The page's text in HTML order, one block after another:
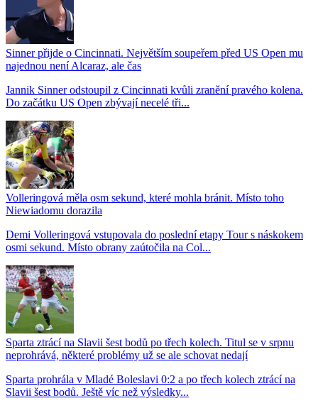
Sinner přijde o Cincinnati. Největším soupeřem před US Open mu
najednou není Alcaraz, ale čas
Jannik Sinner odstoupil z Cincinnati kvůli zranění pravého kolena.
Do začátku US Open zbývají necelé tři...
Volleringová měla osm sekund, které mohla bránit. Místo toho
Niewiadomu dorazila
Demi Volleringová vstupovala do poslední etapy Tour s náskokem
osmi sekund. Místo obrany zaútočila na Col...
Sparta ztrácí na Slavii šest bodů po třech kolech. Titul se v srpnu
neprohrává, některé problémy už se ale schovat nedají
Sparta prohrála v Mladé Boleslavi 0:2 a po třech kolech ztrácí na
Slavii šest bodů. Ještě víc než výsledky...